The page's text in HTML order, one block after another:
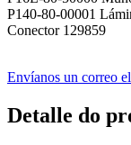
P140-80-00001
Conector 129859
Envíanos un correo
Detalle do